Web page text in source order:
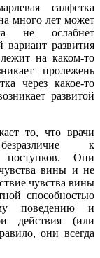
салфетка
много лет может
не ослабнет
развития
на каком-то
пролежень
через какое-то
развитой
то, что врачи
к
поступков. Они
вины и не
чувства вины
способностью
поведению и
действия (или
они всегда